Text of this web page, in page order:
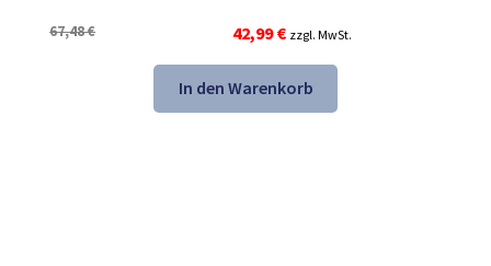
67,48€
Ursprünglicher
war:
67,48 €
42,99€Aktueller
ist:
42,99 €.
zzgl. MwSt.
In den Warenkorb